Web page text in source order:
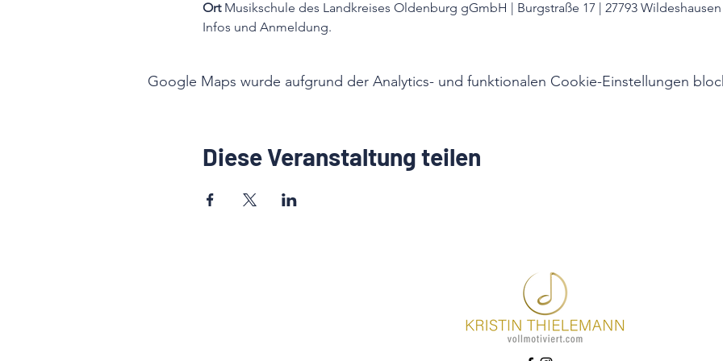
Ort Musikschule des Landkreises Oldenburg gGmbH | Burgstraße 17 | 27793 Wildeshausen
Infos und Anmeldung.
Google Maps wurde aufgrund der Analytics- und funktionalen Cookie-Einstellungen
Diese Veranstaltung teilen